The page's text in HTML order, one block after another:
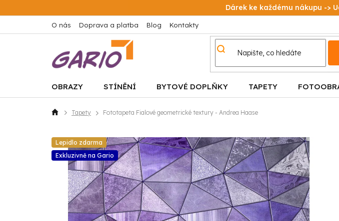
na
Dárek ke každému nákupu ->
O nás Doprava a platba Blog Kontakty
OBRAZY STÍNĚNÍ BYTOVÉ DOPLŇKY TAPETY
Domů Tapety Fototapeta Fialové geometrické textury - Andrea Haase
Lepidlo zdarma
Exkluzivně na Gario